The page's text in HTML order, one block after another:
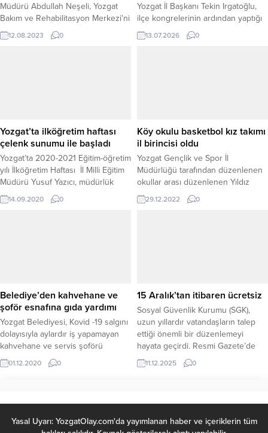
Müdürü Abdullah Neşeli, Yozgat
Bakım ve Rehabilitasyon Merkezi'ni
ziyaret ederek burada kalan
vatandaşlarla bir araya geldi.
12.08.2023 0
Yozgat İl Başkanı Tekin Irgatoğlu,
ilçe kongrelerinin ardından yaptığı
değerlendirmede, teşkilatların birlik
ve beraberlik içerisinde yeni
gösterisi yaptı. Aydıncık, Saraykent,
Kadışehri, Çekerek ve...
13.07.2026 0
Yozgat’ta ilköğretim haftası
çelenk sunumu ile başladı
Yozgat’ta 2020-2021 Eğitim-öğretim
yılı İlköğretim Haftası İl Milli Eğitim
Müdürü Yusuf Yazıcı, müdürlük
yöneticileri ve okul müdürlerinin
katılımı ile düzenlenen Atatürk
14.09.2020 0
Köy okulu basketbol kız takımı
il birincisi oldu
Yozgat Gençlik ve Spor İl
Müdürlüğü tarafından düzenlenen
okullar arası düzenlenen Yıldız
Kızlar Basketbol müsabakalarında
Osmanpaşa Ortaokulu il birincisi
29.12.2022 0
Belediye’den kahvehane ve
şoför esnafına gıda yardımı
Yozgat Belediyesi, Kovid -19 salgını
dolayısıyla aylardır iş yapamayan
kahvehane ve servis şoförü
esnafına içerisinde temel gıda
ihtiyaçların yer aldığı gıda paketleri
01.12.2020 0
15 Aralık’tan itibaren ücretsiz
Sosyal Güvenlik Kurumu (SGK),
uzun yıllardır vatandaşların talep
ettiği önemli bir düzenlemeyi
hayata geçirdi. Resmi Gazete’de
yayımlanan yeni tebliğ ile birlikte,
uzak ve yakın gözlüğü aynı anda
gözlüklerini ücretsiz olarak
alabilecek. RESMİ GAZETE’DE
YAYIMLANDI 10 Aralık 2025 tarihli
11.12.2025 0
Yasal Uyarı: YozgatOlay.com'da yayımlanan haber ve içeriklerin tüm